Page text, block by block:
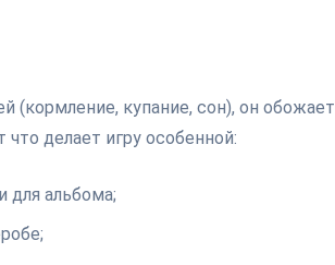
купание, сон), он обожает
делает игру особенной:
для альбома;